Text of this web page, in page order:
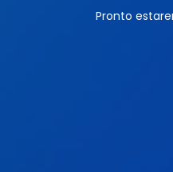
Pronto